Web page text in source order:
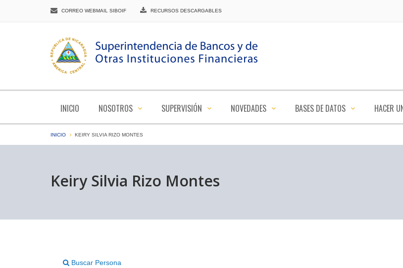
CORREO WEBMAIL SIBOIF RECURSOS DESCARGABLES
INICIO NOSOTROS SUPERVISIÓN NOVEDADES BASES DE DATOS HACER
INICIO KEIRY SILVIA RIZO MONTES
Keiry Silvia Rizo Montes
Buscar Persona